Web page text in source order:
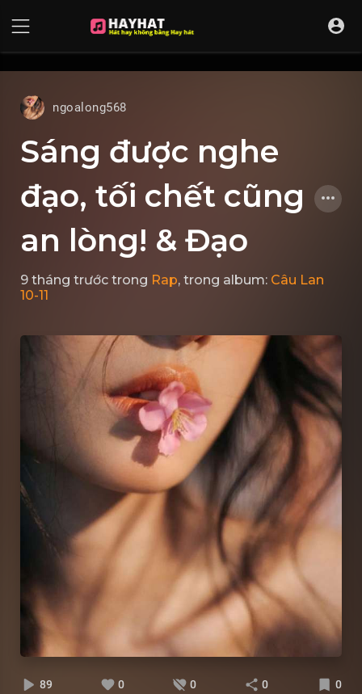
ngoalong568
Sáng được nghe
đạo, tối chết cũng
an lòng! & Đạo
9 tháng trước trong Rap, trong album: Câu Lan
10-11
89 0 0 0 0